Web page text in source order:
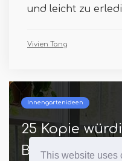
This website uses
und leicht zu
Vivien Tang
Innengartenideen
25 Kopie